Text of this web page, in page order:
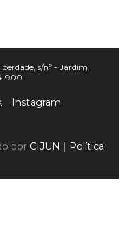
s/nº - Jardim
900
Instagram
por CIJUN | Política